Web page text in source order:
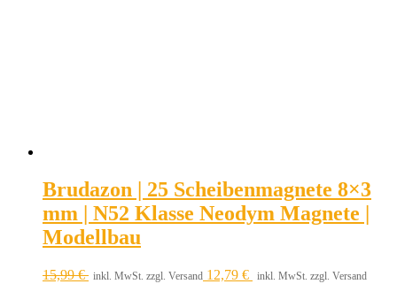
Brudazon | 25 Scheibenmagnete 8×3
mm | N52 Klasse Neodym Magnete |
Modellbau
15,99€ inkl. MwSt. zzgl. Versand 12,79 € inkl. MwSt. zzgl. Versand